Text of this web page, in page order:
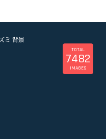
ミ 背景
TOTAL
7482
IMAGES